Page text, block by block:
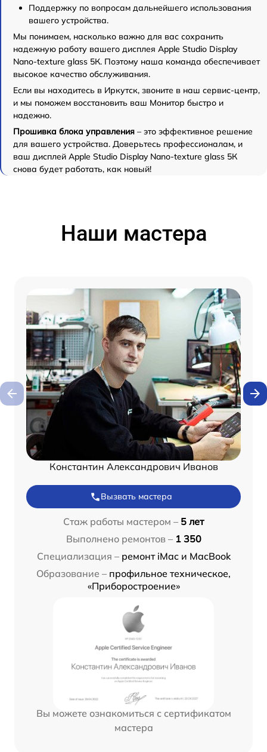
Поддержку по вопросам дальнейшего использования
вашего устройства.
Мы понимаем, насколько важно для вас сохранить
надежную работу вашего дисплея Apple Studio Display
Nano-texture glass 5К. Поэтому наша команда обеспечивает
высокое качество обслуживания.
Если вы находитесь в Иркутск, звоните в наш сервис-центр,
и мы поможем восстановить ваш Монитор быстро и
надежно.
Прошивка блока управления – это эффективное решение
для вашего устройства. Доверьтесь профессионалам, и
ваш дисплей Apple Studio Display Nano-texture glass 5К
снова будет работать, как новый!
Наши мастера
Константин Александрович Иванов
Вызвать мастера
Стаж работы мастером – 5 лет
Выполнено ремонтов – 1 350
Специализация – ремонт iMac и MacBook
Образование – профильное техническое,
«Приборостроение»
Вы можете ознакомиться с сертификатом
мастера